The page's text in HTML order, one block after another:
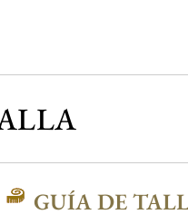
GUÍA DE